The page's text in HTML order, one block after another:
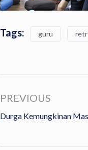
Tags: guru
PREVIOUS
Durga Kemungkinan